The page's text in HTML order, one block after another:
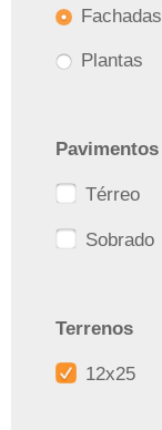
Fachadas
Plantas
Pavimentos
Térreo
Sobrado
Terrenos
12x25